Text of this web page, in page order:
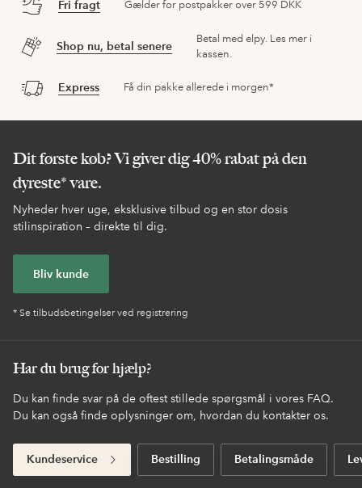
Fri fragt Gælder for postpakker over 599 DKK
Shop nu, betal senere
Betal med elpy. Les mer i
kassen.
Express Få din pakke allerede i morgen*
Dit første køb? Vi giver dig 40% rabat på den
dyreste* vare.
Nyheder hver uge, eksklusive tilbud og en stor dosis
stilinspiration – direkte til dig.
Bliv kunde
* Se tilbudsbetingelser ved registrering
Har du brug for hjælp?
Du kan finde svar på de oftest stillede spørgsmål i vores FAQ.
Du kan også finde oplysninger om, hvordan du kontakter os.
Kundeservice Bestilling Betalingsmåde